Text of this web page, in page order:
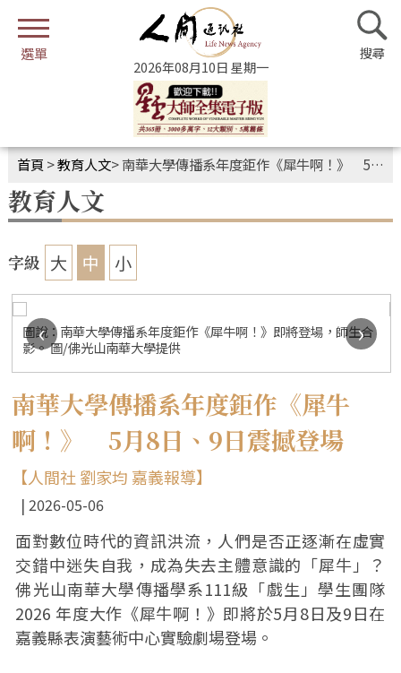
2026年08月10日 星期一
首頁 >教育人文>南華大學傳播系年度鉅作《犀牛啊！》 5月8日、9日震撼登場
教育人文
字級 大 中 小
圖說：南華大學傳播系年度鉅作《犀牛啊！》即將登場，師生合
影。 圖/佛光山南華大學提供
‹ ›
南華大學傳播系年度鉅作《犀牛
啊！》 5月8日、9日震撼登場
【人間社 劉家均 嘉義報導】
2026-05-06
面對數位時代的資訊洪流，人們是否正逐漸在虛實
交錯中迷失自我，成為失去主體意識的「犀牛」？
佛光山南華大學傳播學系111級「戲生」學生團隊
2026 年度大作《犀牛啊！》即將於5月8日及9日在
嘉義縣表演藝術中心實驗劇場登場。